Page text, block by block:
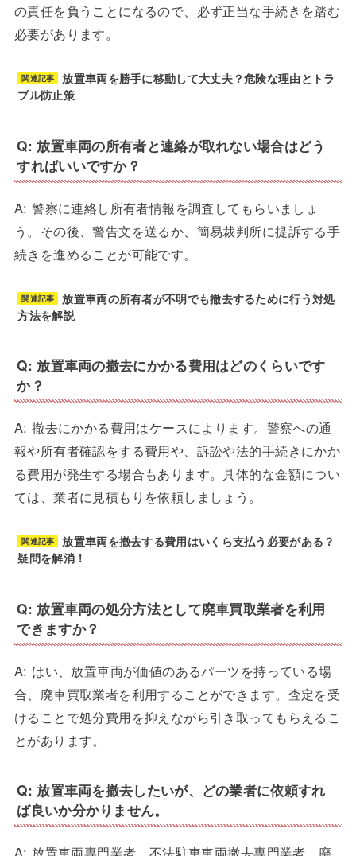
の責任を負うことになるので、必ず正当な手続きを踏む
必要があります。
関連記事
放置車両を勝手に移動して大丈夫？危険な理由とトラ
ブル防止策
Q: 放置車両の所有者と連絡が取れない場合はどう
すればいいですか？
A: 警察に連絡し所有者情報を調査してもらいましょ
う。その後、警告文を送るか、簡易裁判所に提訴する手
続きを進めることが可能です。
関連記事
放置車両の所有者が不明でも撤去するために行う対処
方法を解説
Q: 放置車両の撤去にかかる費用はどのくらいです
か？
A: 撤去にかかる費用はケースによります。警察への通
報や所有者確認をする費用や、訴訟や法的手続きにかか
る費用が発生する場合もあります。具体的な金額につい
ては、業者に見積もりを依頼しましょう。
関連記事
放置車両を撤去する費用はいくら支払う必要がある？
疑問を解消！
Q: 放置車両の処分方法として廃車買取業者を利用
できますか？
A: はい、放置車両が価値のあるパーツを持っている場
合、廃車買取業者を利用することができます。査定を受
けることで処分費用を抑えながら引き取ってもらえるこ
とがあります。
Q: 放置車両を撤去したいが、どの業者に依頼すれ
ば良いか分かりません。
A: 放置車両専門業者、不法駐車車両撤去専門業者、廃